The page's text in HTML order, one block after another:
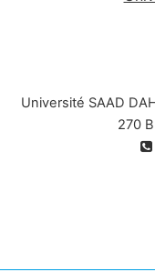
Université SAAD
270